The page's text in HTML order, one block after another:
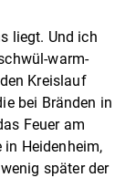
liegt. Und ich
warm-
Kreislauf
bei Bränden in
Feuer am
in Heidenheim,
später der